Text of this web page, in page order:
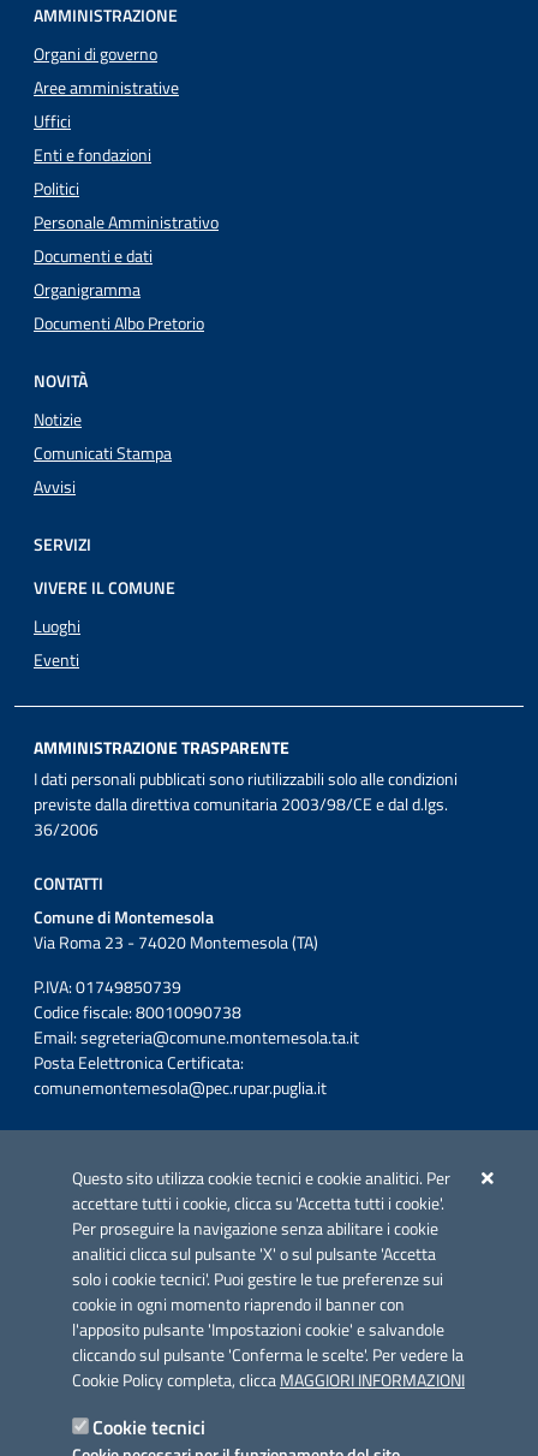
Questo sito utilizza cookie tecnici e cookie analitici. Per
accettare tutti i cookie, clicca su 'Accetta tutti i cookie'.
Per proseguire la navigazione senza abilitare i cookie
analitici clicca sul pulsante 'X' o sul pulsante 'Accetta
solo i cookie tecnici'. Puoi gestire le tue preferenze sui
cookie in ogni momento riaprendo il banner con
l'apposito pulsante 'Impostazioni cookie' e salvandole
cliccando sul pulsante 'Conferma le scelte'. Per vedere la
Cookie Policy completa, cliccaMAGGIORI INFORMAZIONI
Cookie tecnici
AMMINISTRAZIONE
Organi di governo
Aree amministrative
Uffici
Enti e fondazioni
Politici
Personale Amministrativo
Documenti e dati
Organigramma
Documenti Albo Pretorio
NOVITÀ
Notizie
Comunicati Stampa
Avvisi
SERVIZI
VIVERE IL COMUNE
Luoghi
Eventi
AMMINISTRAZIONE TRASPARENTE
I dati personali pubblicati sono riutilizzabili solo alle condizioni
previste dalla direttiva comunitaria 2003/98/CE e dal d.lgs.
36/2006
CONTATTI
Comune di Montemesola
Via Roma 23 - 74020 Montemesola (TA)
P.IVA: 01749850739
Codice fiscale: 80010090738
Email:segreteria@comune.montemesola.ta.it
Posta Eelettronica Certificata:
comunemontemesola@pec.rupar.puglia.it
Azione 2.3.
Link utili
Informativa privacy